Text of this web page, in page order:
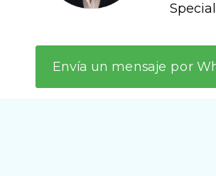
Envía un mensaje por